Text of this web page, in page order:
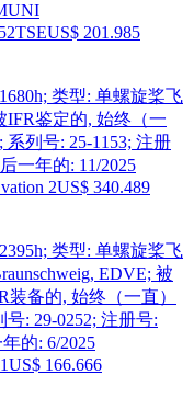
US$ 201.985
类型: 单螺旋桨飞
IFR鉴定的, 始终（一
列号: 25-1153; 注册
一年的: 11/2025
2US$ 340.489
类型: 单螺旋桨飞
EDVE; 被
装备的, 始终（一直）
: 29-0252; 注册号:
的: 6/2025
US$ 166.666